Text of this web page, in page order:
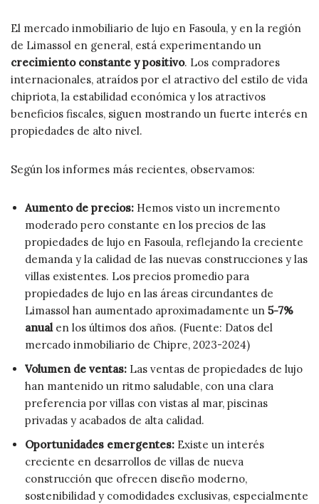
El mercado inmobiliario de lujo en Fasoula, y en la región
de Limassol en general, está experimentando un
crecimiento constante y positivo. Los compradores
internacionales, atraídos por el atractivo del estilo de vida
chipriota, la estabilidad económica y los atractivos
beneficios fiscales, siguen mostrando un fuerte interés en
propiedades de alto nivel.
Según los informes más recientes, observamos:
Aumento de precios: Hemos visto un incremento
moderado pero constante en los precios de las
propiedades de lujo en Fasoula, reflejando la creciente
demanda y la calidad de las nuevas construcciones y las
villas existentes. Los precios promedio para
propiedades de lujo en las áreas circundantes de
Limassol han aumentado aproximadamente un 5-7%
anualen los últimos dos años. (Fuente: Datos del
mercado inmobiliario de Chipre, 2023-2024)
Volumen de ventas: Las ventas de propiedades de lujo
han mantenido un ritmo saludable, con una clara
preferencia por villas con vistas al mar, piscinas
privadas y acabados de alta calidad.
Oportunidades emergentes: Existe un interés
creciente en desarrollos de villas de nueva
construcción que ofrecen diseño moderno,
sostenibilidad y comodidades exclusivas, especialmente